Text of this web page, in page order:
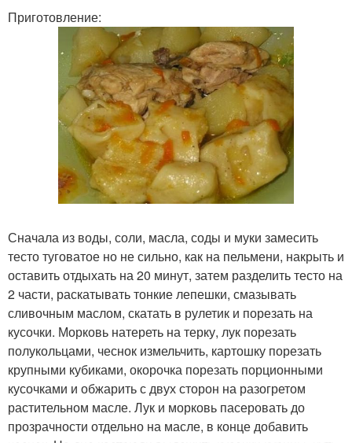
Приготовление:
Сначала из воды, соли, масла, соды и муки замесить
тесто туговатое но не сильно, как на пельмени, накрыть и
оставить отдыхать на 20 минут, затем разделить тесто на
2 части, раскатывать тонкие лепешки, смазывать
сливочным маслом, скатать в рулетик и порезать на
кусочки. Морковь натереть на терку, лук порезать
полукольцами, чеснок измельчить, картошку порезать
крупными кубиками, окорочка порезать порционными
кусочками и обжарить с двух сторон на разогретом
растительном масле. Лук и морковь пасеровать до
прозрачности отдельно на масле, в конце добавить